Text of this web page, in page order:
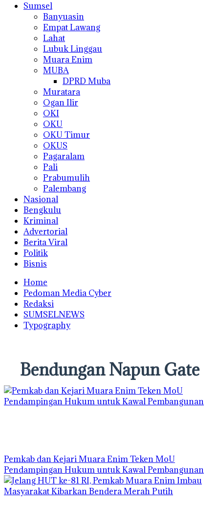
Sumsel
Banyuasin
Empat Lawang
Lahat
Lubuk Linggau
Muara Enim
MUBA
DPRD Muba
Muratara
Ogan Ilir
OKI
OKU
OKU Timur
OKUS
Pagaralam
Pali
Prabumulih
Palembang
Nasional
Bengkulu
Kriminal
Advertorial
Berita Viral
Politik
Bisnis
Home
Pedoman Media Cyber
Redaksi
SUMSELNEWS
Typography
Bendungan Napun Gate
Pemkab dan Kejari Muara Enim Teken MoU
Pendampingan Hukum untuk Kawal Pembangunan